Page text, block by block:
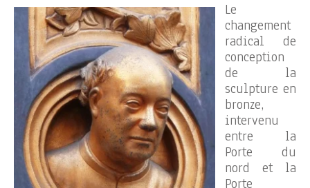
Le
changement
radical de
conception
de la
sculpture en
bronze,
intervenu
entre la
Porte du
nord et la
Porte